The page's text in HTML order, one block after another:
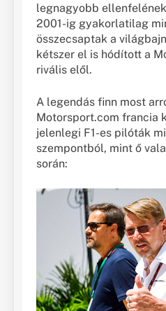
legnagyobb
2001-ig gyakorlatilag
összecsaptak a
kétszer el is hódított a
rivális elől.
A legendás finn most
Motorsport.com francia
jelenlegi F1-es pilóták
szempontból, mint ő
során: